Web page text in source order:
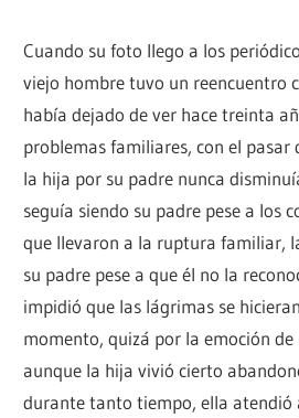
Cuando su foto llego a los
viejo hombre tuvo un reencuentro
había dejado de ver hace treinta
problemas familiares, con el pasar
la hija por su padre nunca
seguía siendo su padre pese a los
que llevaron a la ruptura familiar,
su padre pese a que él no la
impidió que las lágrimas se
momento, quizá por la emoción
aunque la hija vivió cierto
durante tanto tiempo, ella atendió